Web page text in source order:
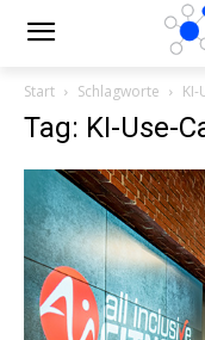
Start Schlagworte KI-
Tag: KI-Use-